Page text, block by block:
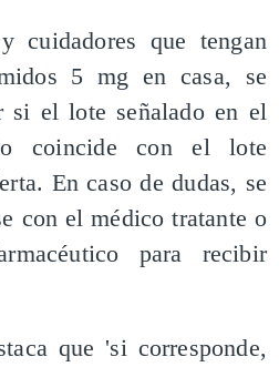
cuidadores que tengan
5 mg en casa, se
si el lote señalado en el
coincide con el lote
En caso de dudas, se
con el médico tratante o
para recibir
que 'si corresponde,